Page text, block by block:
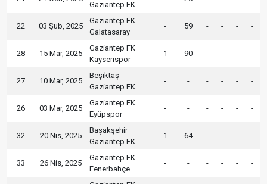
Gaziantep FK
22 03 Şub, 2025
Gaziantep FK
Galatasaray
- 59 - - - -
28 15 Mar, 2025
Gaziantep FK
Kayserispor
1 90 - - - -
27 10 Mar, 2025
Beşiktaş
Gaziantep FK
- - - - - -
26 03 Mar, 2025
Gaziantep FK
Eyüpspor
- - - - - -
32 20 Nis, 2025
Başakşehir
Gaziantep FK
1 64 - - - -
33 26 Nis, 2025
Gaziantep FK
Fenerbahçe
- - - - - -